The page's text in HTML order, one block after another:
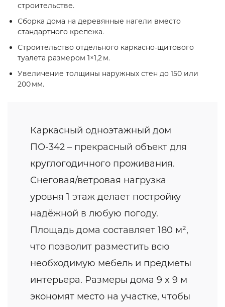
строительстве.
Сборка дома на деревянные нагели вместо
стандартного крепежа.
Строительство отдельного каркасно‑щитового
туалета размером 1×1,2 м.
Увеличение толщины наружных стен до 150 или
200 мм.
Каркасный одноэтажный дом
ПО-342 – прекрасный объект для
круглогодичного проживания.
Снеговая/ветровая нагрузка
уровня 1 этаж делает постройку
надёжной в любую погоду.
Площадь дома составляет 180 м²,
что позволит разместить всю
необходимую мебель и предметы
интерьера. Размеры дома 9 x 9 м
экономят место на участке, чтобы